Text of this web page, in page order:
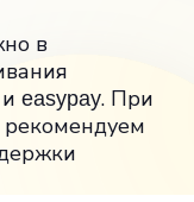
в
и easypay. При
рекомендуем